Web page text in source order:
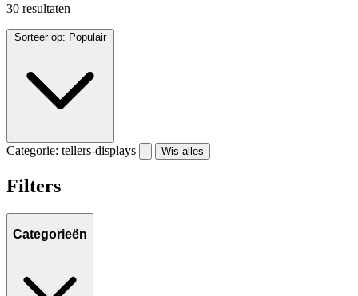
30 resultaten
Sorteer op: Populair
Categorie: tellers-displays Wis alles
Filters
Categorieën